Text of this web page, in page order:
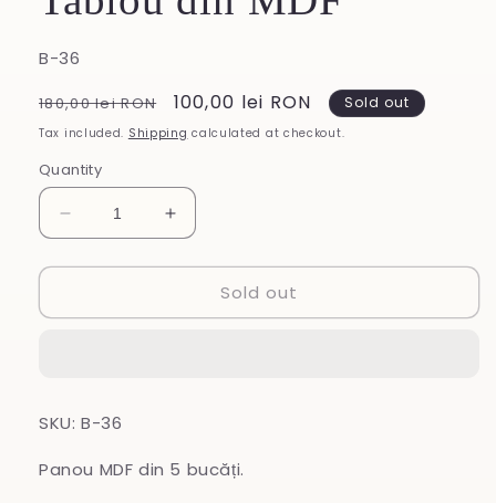
SKU:
B-36
Regular
price
180,00 lei RON
Sale
price
100,00 lei RON Sold out
Tax included. Shipping calculated at checkout.
Quantity
Decrease
quantity
for
din
Increase
quantity
for
Tablou
din
Sold out
SKU: B-36
Panou MDF din 5 bucăți.